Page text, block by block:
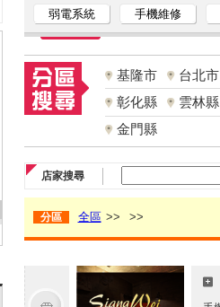
弱電系統 手機維修
基隆市
台北市
彰化縣
雲林縣
金門縣
店家搜尋
分區 全區 >> >>